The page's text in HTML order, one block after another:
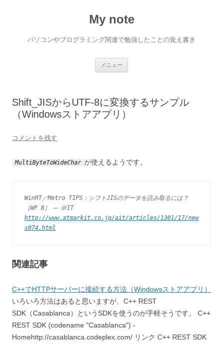
My note
パソコンやプログラミング関連で勉強したことの覚え書き
メニュー
ス
キ
Shift_JISからUTF-8に変換するサンプル
（Windowsストアアプリ）
コメントを残す
MultiByteToWideChar が使えるようです。
WinRT／Metro TIPS：シフトJISのデータを読み取るには？
［WP 8］ – ＠IT
http://www.atmarkit.co.jp/ait/articles/1301/17/new
s074.html
関連記事
C++でHTTPサーバーに接続する方法（Windowsストアアプリ）
いろいろ方法はあると思いますが、C++ REST
SDK（Casablanca）というSDKを使うのが手軽そうです。 C++
REST SDK (codename "Casablanca") -
Homehttp://casablanca.codeplex.com/ リンク C++ REST SDK